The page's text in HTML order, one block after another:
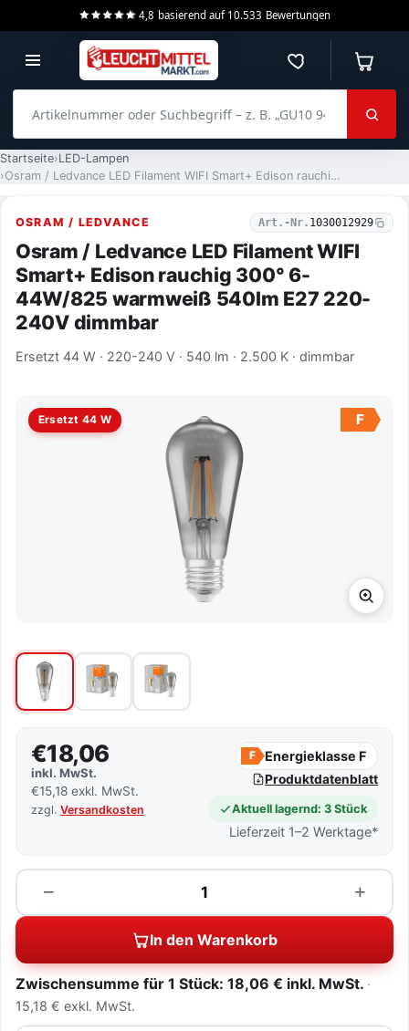
4,8 basierend auf 10.533 Bewertungen
Merkzettel
Startseite LED-Lampen
Osram / Ledvance LED Filament WIFI Smart+ Edison rauchig 300° 6-44W/825 warmweiß 540lm E27 220-240V dimmbar
OSRAM / LEDVANCE Art.-Nr. 1030012929
Osram / Ledvance LED Filament WIFI
Smart+ Edison rauchig 300° 6-
44W/825 warmweiß 540lm E27 220-
240V dimmbar
Ersetzt 44 W · 220-240 V · 540 lm · 2.500 K · dimmbar
Ersetzt 44 W F
€18,06
inkl. MwSt.
€15,18 exkl. MwSt.
zzgl. Versandkosten
F Energieklasse F
Produktdatenblatt
Aktuell lagernd: 3 Stück
Lieferzeit 1–2 Werktage*
−
Menge +
In den Warenkorb
Zwischensumme für 1 Stück: 18,06 € inkl. MwSt.
15,18 € exkl. MwSt.